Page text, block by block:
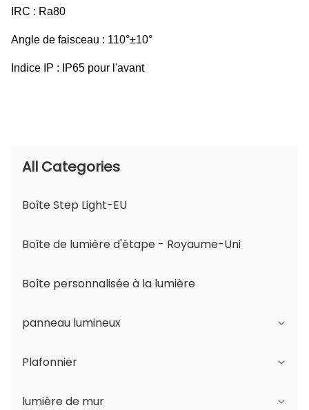
IRC : Ra80
Angle de faisceau : 110°±10°
Indice IP : IP65 pour l'avant
All Categories
Boîte Step Light-EU
Boîte de lumière d'étape - Royaume-Uni
Boîte personnalisée à la lumière
panneau lumineux
Série JDL
Série DSDL
Plafonnier
Série JCL
lumière de mur